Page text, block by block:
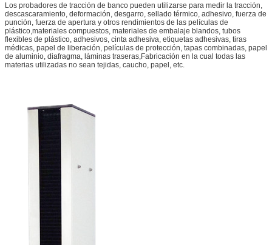
Los probadores de tracción de banco pueden utilizarse para medir la tracción,
descascaramiento, deformación, desgarro, sellado térmico, adhesivo, fuerza de
punción, fuerza de apertura y otros rendimientos de las películas de
plástico,materiales compuestos, materiales de embalaje blandos, tubos
flexibles de plástico, adhesivos, cinta adhesiva, etiquetas adhesivas, tiras
médicas, papel de liberación, películas de protección, tapas combinadas, papel
de aluminio, diafragma, láminas traseras,Fabricación en la cual todas las
materias utilizadas no sean tejidas, caucho, papel, etc.